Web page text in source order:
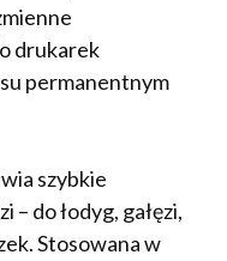
drukarek
permanentnym
szybkie
– do łodyg, gałęzi,
Stosowana w